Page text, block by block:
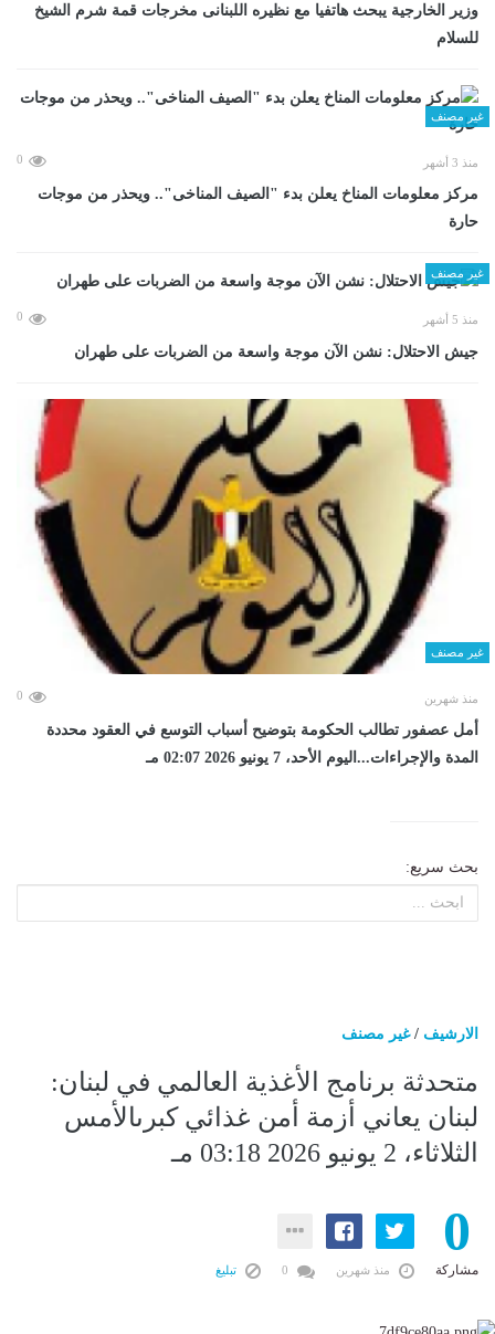
وزير الخارجية يبحث هاتفيا مع نظيره اللبنانى مخرجات قمة شرم الشيخ
للسلام
غير مصنف
منذ 3 أشهر 0
مركز معلومات المناخ يعلن بدء "الصيف المناخى".. ويحذر من موجات
حارة
غير مصنف
منذ 5 أشهر 0
جيش الاحتلال: نشن الآن موجة واسعة من الضربات على طهران
غير مصنف
منذ شهرين 0
أمل عصفور تطالب الحكومة بتوضيح أسباب التوسع في العقود محددة
المدة والإجراءات...اليوم الأحد، 7 يونيو 2026 02:07 مـ
بحث سريع:
الارشيف /غير مصنف
متحدثة برنامج الأغذية العالمي في لبنان:
لبنان يعاني أزمة أمن غذائي كبرىالأمس
الثلاثاء، 2 يونيو 2026 03:18 مـ
0
مشاركة منذ شهرين تبليغ